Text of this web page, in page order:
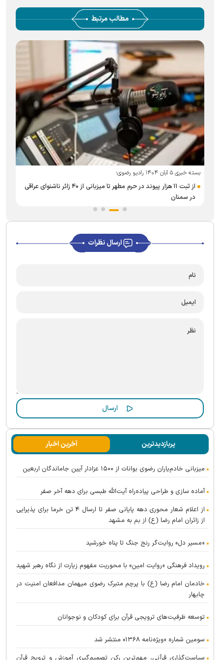
مطالب مرتبط
بسته خبری ۵ آبان ۱۴۰۴ رادیو رضوی؛
از ثبت ۱۱ هزار پیوند در حرم مطهر تا میزبانی از ۴۰ زائر ناشنوای عراقی
در سمنان
ارسال نظرات
پربازدیدترین آخرین اخبار
میزبانی خادم‌یاران رضوی بوانات از ۱۵۰۰ عزادار آیین جاماندگان اربعین
آماده سازی و طراحی پیاده‌راه آیت‌الله طبسی برای دهه آخر صفر
از اعلام شعار محوری دهه پایانی صفر تا ارسال ۴ تن خرما برای پذیرایی
از زائران امام رضا (ع) از بم به مشهد
«مسیر دل» روایت‌گر رنج جنگ تا پناه خورشید
رویداد فرهنگی «روایت امین» با محوریت مفهوم زیارت از نگاه رهبر شهید
خادمان امام رضا (ع) با پرچم متبرک رضوی میهمان مدافعان امنیت در
چابهار
توسعه ظرفیت‌های ترویجی قرآن برای کودکان و نوجوانان
سومین شماره «ویژه‌نامه ۱۳۶۸» منتشر شد